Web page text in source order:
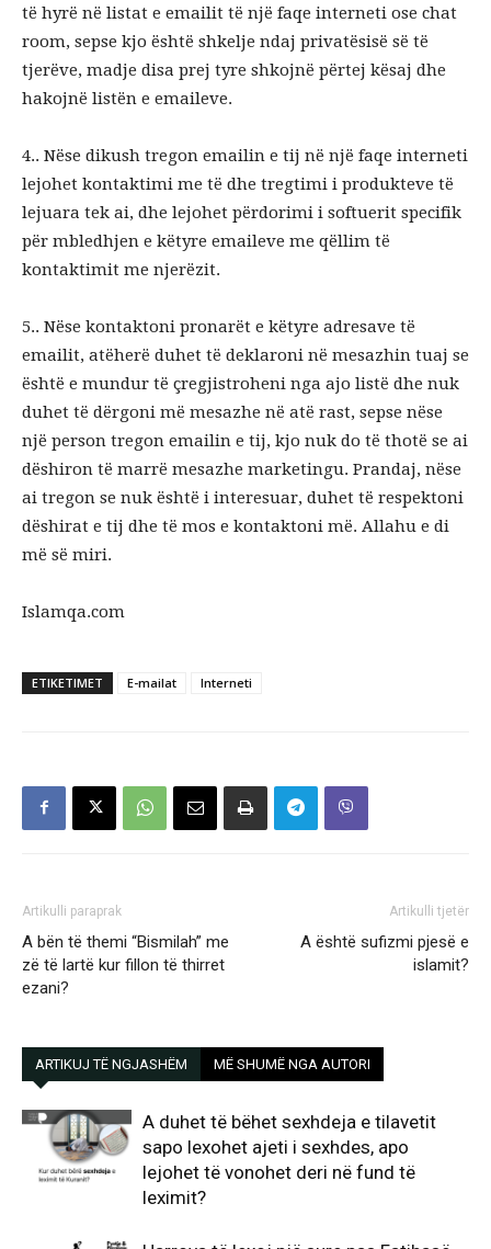
të hyrë në listat e emailit të një faqe interneti ose chat
room, sepse kjo është shkelje ndaj privatësisë së të
tjerëve, madje disa prej tyre shkojnë përtej kësaj dhe
hakojnë listën e emaileve.
4.. Nëse dikush tregon emailin e tij në një faqe interneti
lejohet kontaktimi me të dhe tregtimi i produkteve të
lejuara tek ai, dhe lejohet përdorimi i softuerit specifik
për mbledhjen e këtyre emaileve me qëllim të
kontaktimit me njerëzit.
5.. Nëse kontaktoni pronarët e këtyre adresave të
emailit, atëherë duhet të deklaroni në mesazhin tuaj se
është e mundur të çregjistroheni nga ajo listë dhe nuk
duhet të dërgoni më mesazhe në atë rast, sepse nëse
një person tregon emailin e tij, kjo nuk do të thotë se ai
dëshiron të marrë mesazhe marketingu. Prandaj, nëse
ai tregon se nuk është i interesuar, duhet të respektoni
dëshirat e tij dhe të mos e kontaktoni më. Allahu e di
më së miri.
Islamqa.com
ETIKETIMET E-mailat Interneti
Artikulli paraprak
A bën të themi “Bismilah” me
zë të lartë kur fillon të thirret
ezani?
Artikulli tjetër
A është sufizmi pjesë e
islamit?
ARTIKUJ TË NGJASHËM MË SHUMË NGA AUTORI
A duhet të bëhet sexhdeja e tilavetit
sapo lexohet ajeti i sexhdes, apo
lejohet të vonohet deri në fund të
leximit?